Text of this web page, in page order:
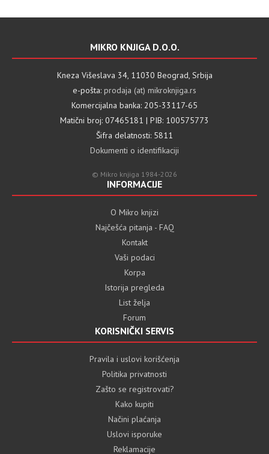
MIKRO KNJIGA D.O.O.
Kneza Višeslava 34, 11030 Beograd, Srbija
e-pošta: prodaja (at) mikroknjiga.rs
Komercijalna banka: 205-33117-65
Matični broj: 07465181 | PIB: 100575773
Šifra delatnosti: 5811
Dokumenti o identifikaciji
© Mikro knjiga 1984-2026
INFORMACIJE
O Mikro knjizi
Najčešća pitanja - FAQ
Kontakt
Vaši podaci
Korpa
Istorija pregleda
List želja
Forum
KORISNIČKI SERVIS
Pravila i uslovi korišćenja
Politika privatnosti
Zašto se registrovati?
Kako kupiti
Načini plaćanja
Uslovi isporuke
Reklamacije